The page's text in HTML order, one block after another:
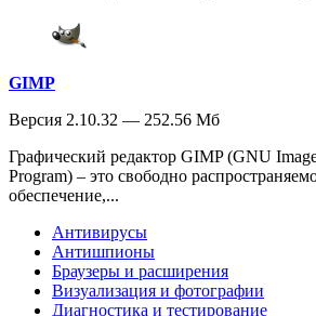
GIMP
Версия 2.10.32 — 252.56 Мб
Графический редактор GIMP (GNU
Program) – это свободно
обеспечение,...
Антивирусы
Антишпионы
Браузеры и расширения
Визуализация и фотографии
Диагностика и тестирование